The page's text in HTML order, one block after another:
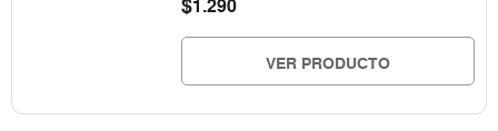
$1.290
VER PRODUCTO